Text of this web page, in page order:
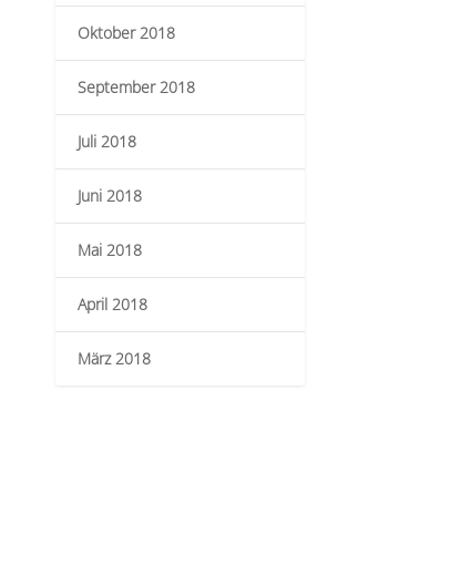
Oktober 2018
September 2018
Juli 2018
Juni 2018
Mai 2018
April 2018
März 2018